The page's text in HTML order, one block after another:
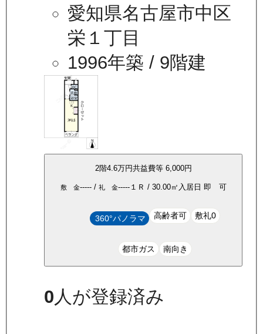
愛知県名古屋市中区
栄１丁目
1996年築 / 9階建
2階4.6万円共益費等 6,000円
敷 金-----/ 礼 金-----１Ｒ / 30.00㎡ 入居日 即 可
360°パノラマ 高齢者可 敷礼0
都市ガス 南向き
0 人が登録済み